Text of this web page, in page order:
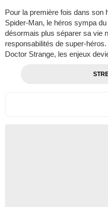
Pour la première fois dans son
Spider-Man, le héros sympa
désormais plus séparer sa vie
responsabilités de super-
Doctor Strange, les enjeux